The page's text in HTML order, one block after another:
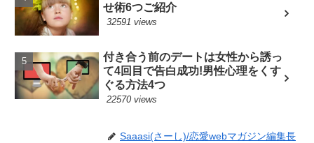
せ術6つご紹介
32591 views
付き合う前のデートは女性から誘っ
て4回目で告白成功!男性心理をくす
ぐる方法4つ
22570 views
Saaasi(さーし)/恋愛webマガジン編集長